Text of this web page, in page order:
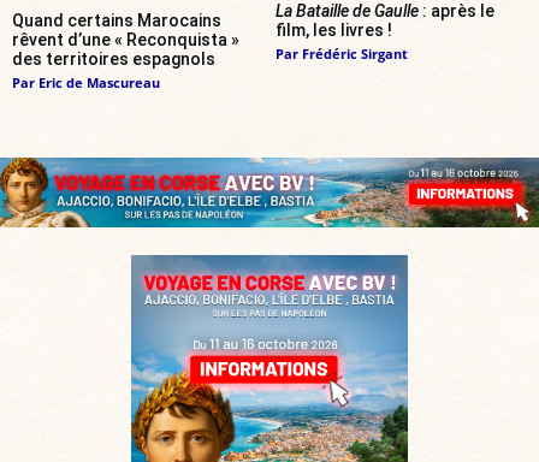
Quand certains Marocains
rêvent d’une « Reconquista »
des territoires espagnols
Par Eric de Mascureau
La Bataille de Gaulle : après le
film, les livres !
Par Frédéric Sirgant